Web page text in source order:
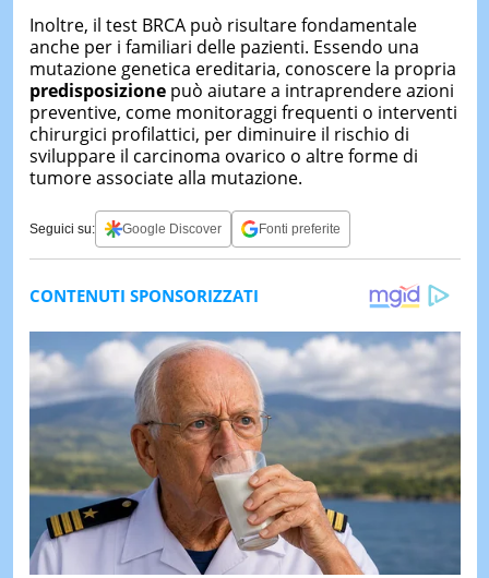
Inoltre, il test BRCA può risultare fondamentale
anche per i familiari delle pazienti. Essendo una
mutazione genetica ereditaria, conoscere la propria
predisposizionepuò aiutare a intraprendere azioni
preventive, come monitoraggi frequenti o interventi
chirurgici profilattici, per diminuire il rischio di
sviluppare il carcinoma ovarico o altre forme di
tumore associate alla mutazione.
Seguici su: Google Discover Fonti preferite